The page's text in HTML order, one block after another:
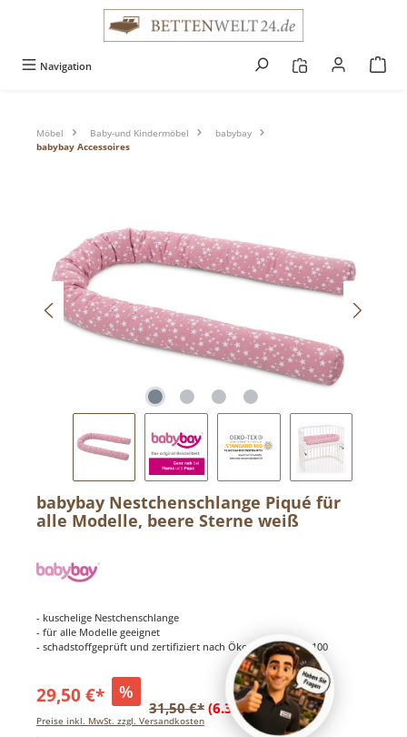
Navigation
Möbel Baby-und Kindermöbel
babybay
babybay Accessoires
babybay Nestchenschlange Piqué für
alle Modelle, beere Sterne weiß
- kuschelige Nestchenschlange
- für alle Modelle geeignet
- schadstoffgeprüft und zertifiziert nach Ökotex Standard 100
29,50 €* %
31,50 €* (6.35% gespart)
Preise inkl. MwSt. zzgl. Versandkosten